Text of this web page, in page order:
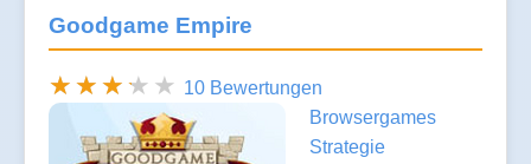
Goodgame Empire
10 Bewertungen
Browsergames
Strategie